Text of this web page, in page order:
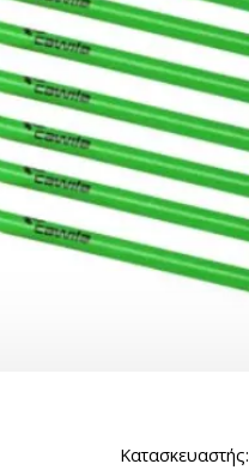
Κατασκευαστής: